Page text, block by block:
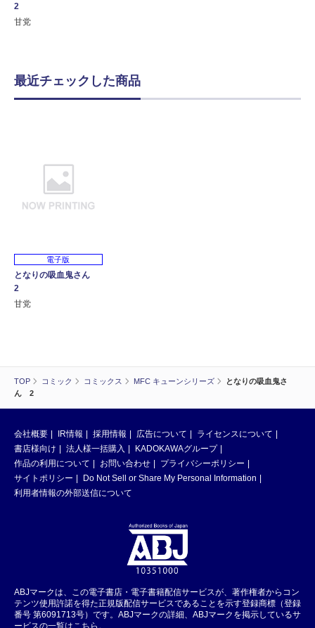
TOP コミック コミックス MFC キューンシリーズ
となりの吸血鬼さ
ん 2
2
甘党
最近チェックした商品
電子版
となりの吸血鬼さん
2
甘党
会社概要 IR情報 採用情報 広告について
ライセンスについて
書店様向け
法人様一括購入
KADOKAWAグループ
作品の利用について
お問い合わせ
プライバシーポリシー
サイトポリシー
Do Not Sell or Share My Personal Information
利用者情報の外部送信について
ABJマークは、この電子書店・電子書籍配信サービスが、著作権者からコン
テンツ使用許諾を得た正規版配信サービスであることを示す登録商標（登録
番号 第6091713号）です。ABJマークの詳細、ABJマークを掲示しているサ